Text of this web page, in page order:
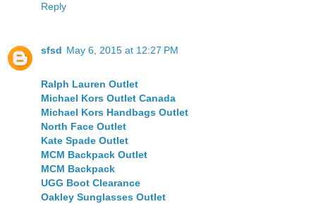
Reply
sfsd May 6, 2015 at 12:27 PM
Ralph Lauren Outlet
Michael Kors Outlet Canada
Michael Kors Handbags Outlet
North Face Outlet
Kate Spade Outlet
MCM Backpack Outlet
MCM Backpack
UGG Boot Clearance
Oakley Sunglasses Outlet